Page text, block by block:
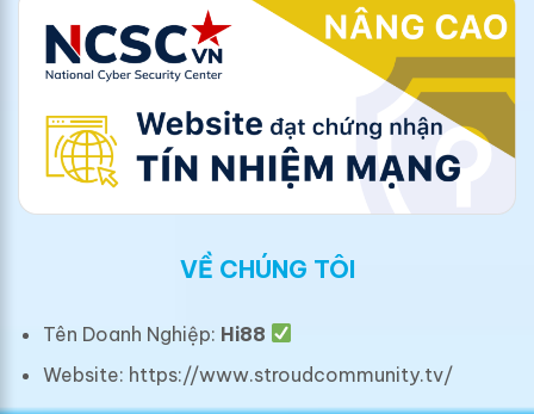
VỀ CHÚNG TÔI
Tên Doanh Nghiệp: Hi88
Website: https://www.stroudcommunity.tv/